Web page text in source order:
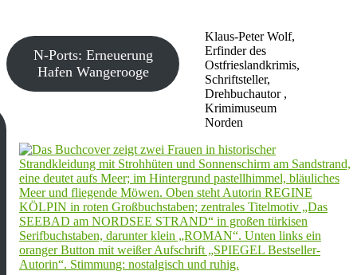
Klaus-Peter Wolf,
Erfinder des
Ostfrieslandkrimis,
Schriftsteller,
Drehbuchautor ,
Krimimuseum
Norden
N-Ports: Erneuerung
Hafen Wangerooge